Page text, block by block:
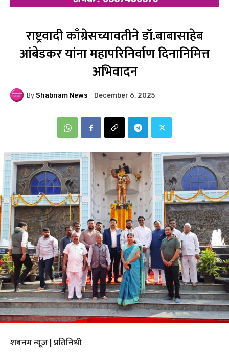
राष्ट्रवादी काँग्रेसच्यावतीने डॉ.बाबासाहेब
आंबेडकर यांना महापरिनिर्वाण दिनानिमित्त
अभिवादन
By Shabnam News December 6, 2025
शबनम न्यूज | प्रतिनिधी